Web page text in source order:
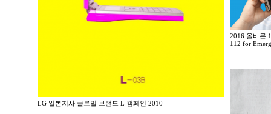
LG 일본지사 글로벌 브랜드 L 캠페인 2010
2016 올바른
112 for